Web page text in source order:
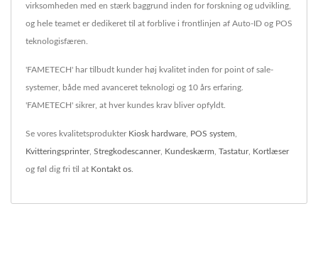
virksomheden med en stærk baggrund inden for forskning og udvikling,
og hele teamet er dedikeret til at forblive i frontlinjen af Auto-ID og POS
teknologisfæren.
'FAMETECH' har tilbudt kunder høj kvalitet inden for point of sale-
systemer, både med avanceret teknologi og 10 års erfaring.
'FAMETECH' sikrer, at hver kundes krav bliver opfyldt.
Se vores kvalitetsprodukter Kiosk hardware POS system
Kvitteringsprinter, Stregkodescanner, Kundeskærm Tastatur, Kortlæser
og føl dig fri til at Kontakt os